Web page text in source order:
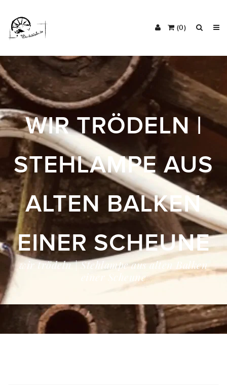
(0)
WIR TRÖDELN |
STEHLAMPE AUS
ALTEN BALKEN
EINER SCHEUNE
wir trödeln | Stehlampe aus alten Balken
einer Scheune